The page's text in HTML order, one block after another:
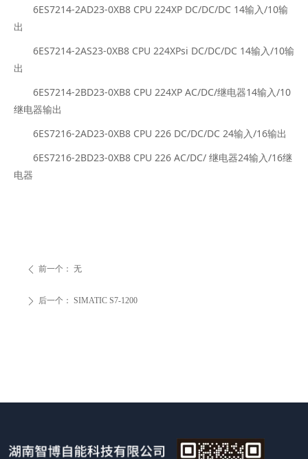
ꄴ 前一个： 无
ꄲ 后一个： SIMATIC S7-1200
6ES7214-2AD23-0XB8 CPU 224XP DC/DC/DC 14输入/10输
出
6ES7214-2AS23-0XB8 CPU 224XPsi DC/DC/DC 14输入/10输
出
6ES7214-2BD23-0XB8 CPU 224XP AC/DC/继电器14输入/10
继电器输出
6ES7216-2AD23-0XB8 CPU 226 DC/DC/DC 24输入/16输出
6ES7216-2BD23-0XB8 CPU 226 AC/DC/ 继电器24输入/16继
电器